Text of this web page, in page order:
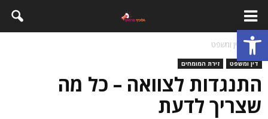
פתח סרגל נגישות
בית דין ומשפט
דין ומשפט זירת המומחים
התנגדות לצוואה – כל מה
שצריך לדעת